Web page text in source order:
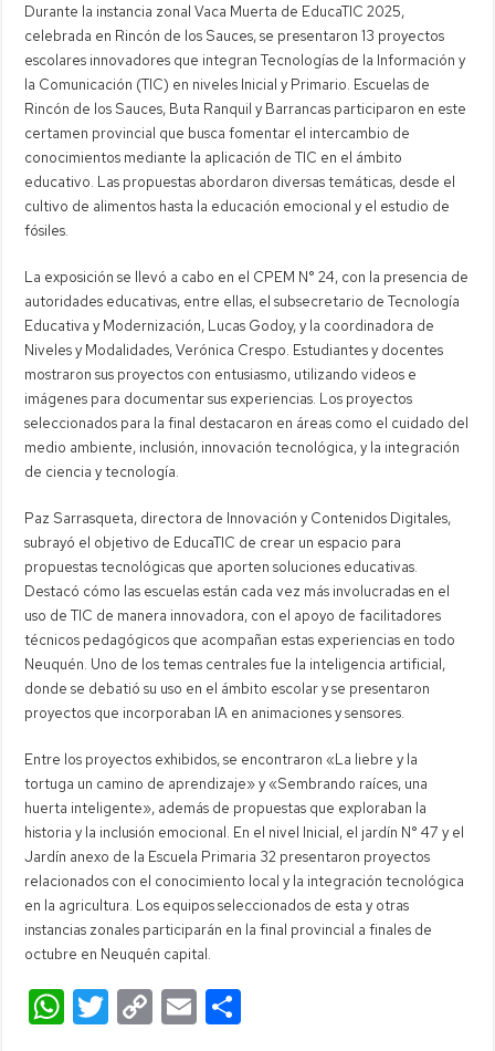
Durante la instancia zonal Vaca Muerta de EducaTIC 2025,
celebrada en Rincón de los Sauces, se presentaron 13 proyectos
escolares innovadores que integran Tecnologías de la Información y
la Comunicación (TIC) en niveles Inicial y Primario. Escuelas de
Rincón de los Sauces, Buta Ranquil y Barrancas participaron en este
certamen provincial que busca fomentar el intercambio de
conocimientos mediante la aplicación de TIC en el ámbito
educativo. Las propuestas abordaron diversas temáticas, desde el
cultivo de alimentos hasta la educación emocional y el estudio de
fósiles.
La exposición se llevó a cabo en el CPEM N° 24, con la presencia de
autoridades educativas, entre ellas, el subsecretario de Tecnología
Educativa y Modernización, Lucas Godoy, y la coordinadora de
Niveles y Modalidades, Verónica Crespo. Estudiantes y docentes
mostraron sus proyectos con entusiasmo, utilizando videos e
imágenes para documentar sus experiencias. Los proyectos
seleccionados para la final destacaron en áreas como el cuidado del
medio ambiente, inclusión, innovación tecnológica, y la integración
de ciencia y tecnología.
Paz Sarrasqueta, directora de Innovación y Contenidos Digitales,
subrayó el objetivo de EducaTIC de crear un espacio para
propuestas tecnológicas que aporten soluciones educativas.
Destacó cómo las escuelas están cada vez más involucradas en el
uso de TIC de manera innovadora, con el apoyo de facilitadores
técnicos pedagógicos que acompañan estas experiencias en todo
Neuquén. Uno de los temas centrales fue la inteligencia artificial,
donde se debatió su uso en el ámbito escolar y se presentaron
proyectos que incorporaban IA en animaciones y sensores.
Entre los proyectos exhibidos, se encontraron «La liebre y la
tortuga un camino de aprendizaje» y «Sembrando raíces, una
huerta inteligente», además de propuestas que exploraban la
historia y la inclusión emocional. En el nivel Inicial, el jardín N° 47 y el
Jardín anexo de la Escuela Primaria 32 presentaron proyectos
relacionados con el conocimiento local y la integración tecnológica
en la agricultura. Los equipos seleccionados de esta y otras
instancias zonales participarán en la final provincial a finales de
octubre en Neuquén capital.
W T C E